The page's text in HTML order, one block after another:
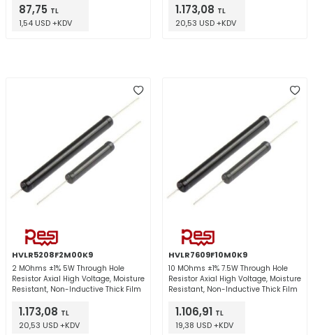
87,75 TL
1,54 USD +KDV
1.173,08 TL
20,53 USD +KDV
HVLR5208F2M00K9
2 MOhms ±1% 5W Through Hole
Resistor Axial High Voltage, Moisture
Resistant, Non-Inductive Thick Film
1.173,08 TL
20,53 USD +KDV
HVLR7609F10M0K9
10 MOhms ±1% 7.5W Through Hole
Resistor Axial High Voltage, Moisture
Resistant, Non-Inductive Thick Film
1.106,91 TL
19,38 USD +KDV